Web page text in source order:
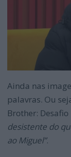
Ainda nas
palavras. Ou
Brother:
desistente do
ao Miguel”.